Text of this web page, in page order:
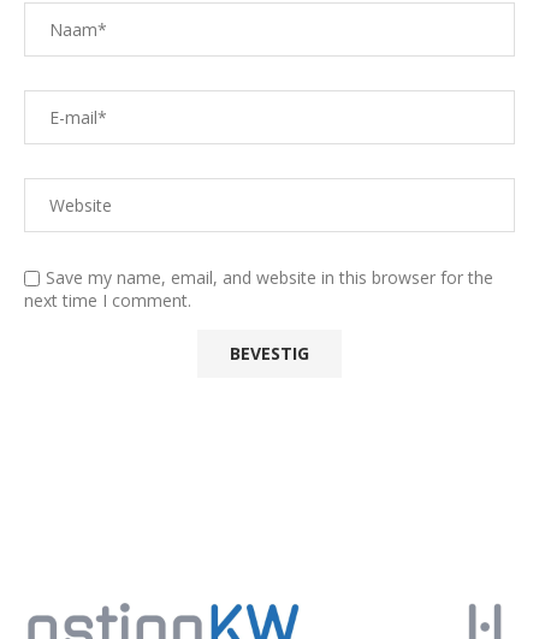
Save my name, email, and website in this browser for the
next time I comment.